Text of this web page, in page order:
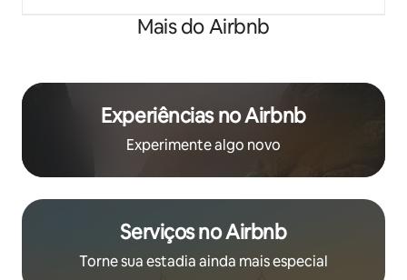
Mais do Airbnb
Experiências no Airbnb
Experimente algo novo
Serviços no Airbnb
Torne sua estadia ainda mais especial